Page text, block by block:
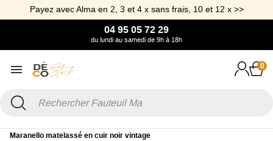
Payez avec Alma en 2, 3 et 4 x sans frais, 10 et 12 x >>
04 95 05 72 29
du lundi au samedi de 9h à 18h
0
Maranello matelassé en cuir noir vintage